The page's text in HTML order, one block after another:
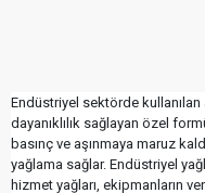
Endüstriyel sektörde
dayanıklılık sağlayan özel
basınç ve aşınmaya maruz
yağlama sağlar. Endüstriyel
hizmet yağları, ekipmanların